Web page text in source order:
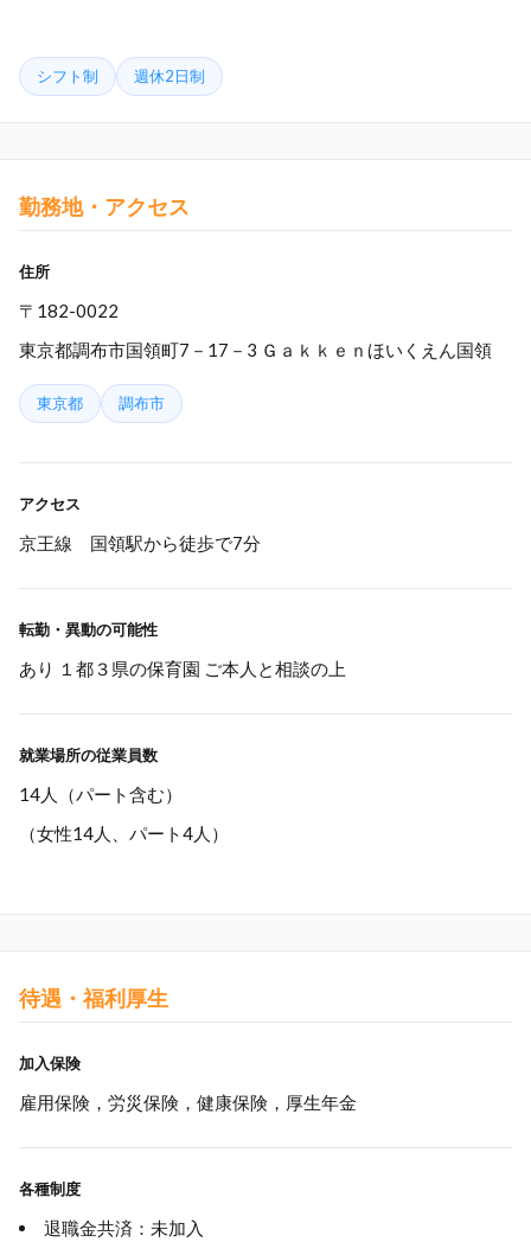
シフト制 週休2日制
勤務地・アクセス
住所
〒182-0022
東京都調布市国領町7－17－3 Ｇａｋｋｅｎほいくえん国領
東京都 調布市
アクセス
京王線 国領駅から徒歩で7分
転勤・異動の可能性
あり １都３県の保育園 ご本人と相談の上
就業場所の従業員数
14人（パート含む）
（女性14人、パート4人）
待遇・福利厚生
加入保険
雇用保険，労災保険，健康保険，厚生年金
各種制度
退職金共済：未加入